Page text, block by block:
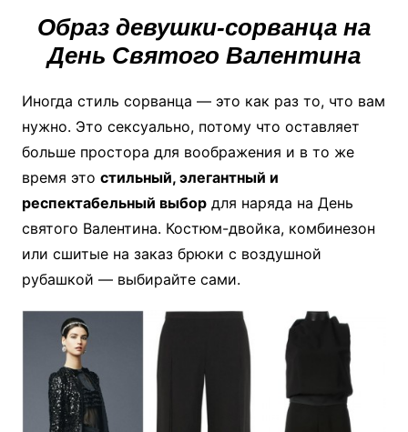
Образ девушки-сорванца на
День Святого Валентина
Иногда стиль сорванца — это как раз то, что вам
нужно. Это сексуально, потому что оставляет
больше простора для воображения и в то же
время это стильный, элегантный и
респектабельный выбордля наряда на День
святого Валентина. Костюм-двойка, комбинезон
или сшитые на заказ брюки с воздушной
рубашкой — выбирайте сами.